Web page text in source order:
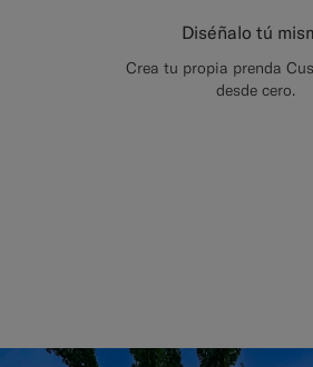
Diséñalo tú
Crea tu propia prenda
desde cero.